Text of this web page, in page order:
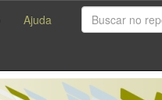
Ajuda